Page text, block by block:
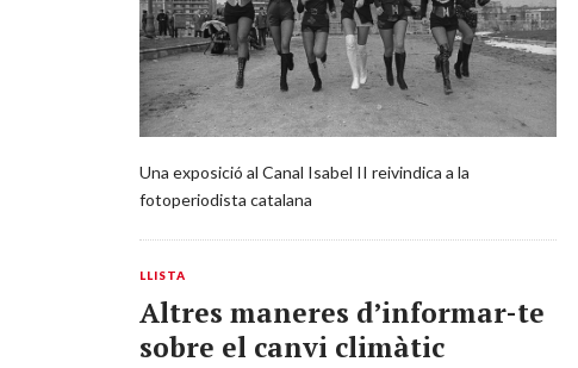
Una exposició al Canal Isabel II reivindica a la
fotoperiodista catalana
LLISTA
Altres maneres d’informar-te
sobre el canvi climàtic